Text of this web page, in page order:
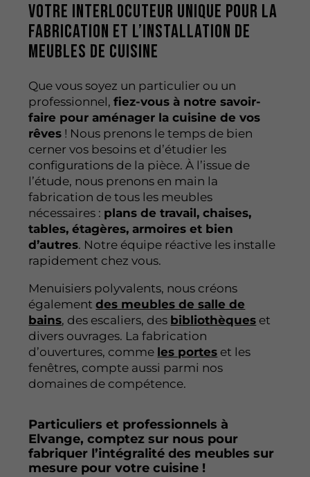
Votre interlocuteur unique pour la
fabrication et l’installation de
meubles de cuisine
Que vous soyez un particulier ou un
professionnel,fiez-vous à notre savoir-
faire pour aménager la cuisine de vos
rêves ! Nous prenons le temps de bien
cerner vos besoins et d’étudier les
configurations de la pièce. À l’issue de
l’étude, nous prenons en main la
fabrication de tous les meubles
nécessaires : plans de travail, chaises,
tables, étagères, armoires et bien
d’autres. Notre équipe réactive les installe
rapidement chez vous.
Menuisiers polyvalents, nous créons
égalementdes meubles de salle de
bains, des escaliers, des bibliothèques et
divers ouvrages. La fabrication
d’ouvertures, comme les portes et les
fenêtres, compte aussi parmi nos
domaines de compétence.
Particuliers et professionnels à
Elvange, comptez sur nous pour
fabriquer l’intégralité des meubles sur
mesure pour votre cuisine !